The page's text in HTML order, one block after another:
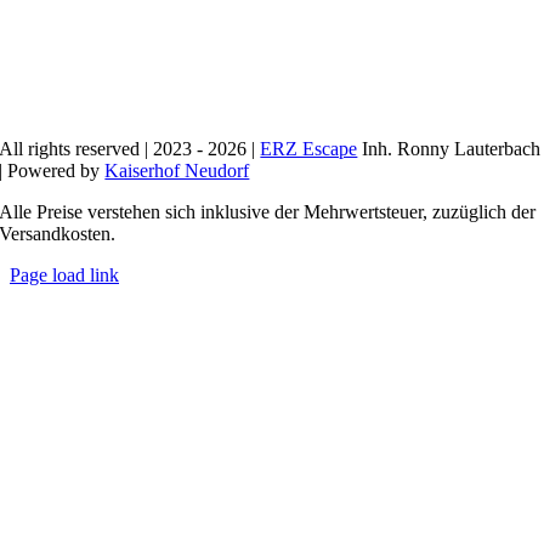
All rights reserved | 2023 - 2026 |ERZ Escape Inh. Ronny Lauterbach
| Powered byKaiserhof Neudorf
Alle Preise verstehen sich inklusive der Mehrwertsteuer, zuzüglich der
Versandkosten.
Page load link